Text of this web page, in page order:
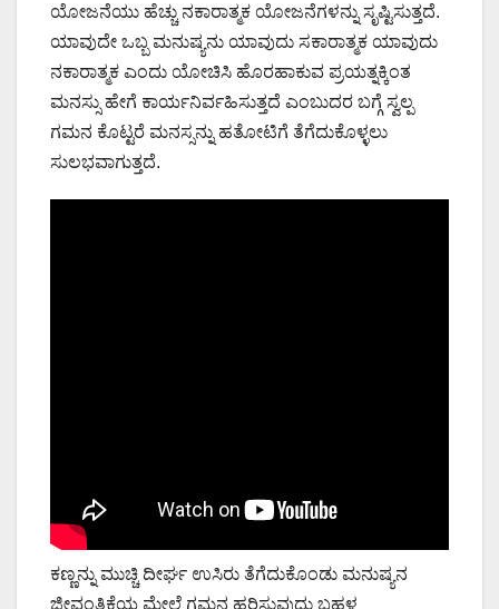
ಯೋಜನೆಯು ಹೆಚ್ಚು ನಕಾರಾತ್ಮಕ ಯೋಜನೆಗಳನ್ನು ಸೃಷ್ಟಿಸುತ್ತದೆ.
ಯಾವುದೇ ಒಬ್ಬ ಮನುಷ್ಯನು ಯಾವುದು ಸಕಾರಾತ್ಮಕ ಯಾವುದು
ನಕಾರಾತ್ಮಕ ಎಂದು ಯೋಚಿಸಿ ಹೊರಹಾಕುವ ಪ್ರಯತ್ನಕ್ಕಿಂತ
ಮನಸ್ಸು ಹೇಗೆ ಕಾರ್ಯನಿರ್ವಹಿಸುತ್ತದೆ ಎಂಬುದರ ಬಗ್ಗೆ ಸ್ವಲ್ಪ
ಗಮನ ಕೊಟ್ಟರೆ ಮನಸ್ಸನ್ನು ಹತೋಟಿಗೆ ತೆಗೆದುಕೊಳ್ಳಲು
ಸುಲಭವಾಗುತ್ತದೆ.
ಕಣ್ಣನ್ನು ಮುಚ್ಚಿ ದೀರ್ಘ ಉಸಿರು ತೆಗೆದುಕೊಂಡು ಮನುಷ್ಯನ
ಜೀವಂತಿಕೆಯ ಮೇಲೆ ಗಮನ ಹರಿಸುವುದು ಬಹಳ